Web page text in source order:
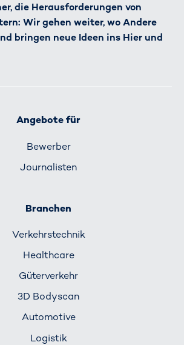
die Herausforderungen von
Wir gehen weiter, wo Andere
bringen neue Ideen ins Hier und
Angebote für
Bewerber
Journalisten
Branchen
Verkehrs­technik
Healthcare
Güterverkehr
3D Bodyscan
Automotive
Logistik